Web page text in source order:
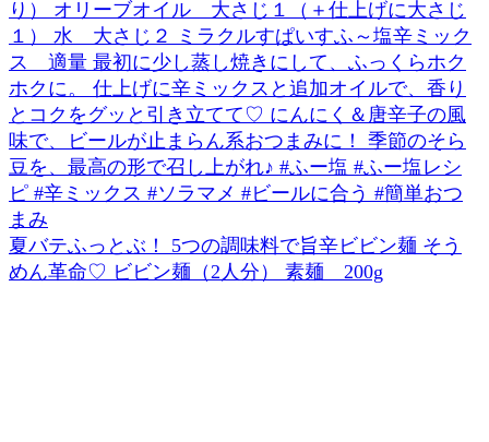
夏バテふっとぶ！ 5つの調味料で旨辛ビビン麺 そう
めん革命♡ ビビン麺（2人分） 素麺 200g